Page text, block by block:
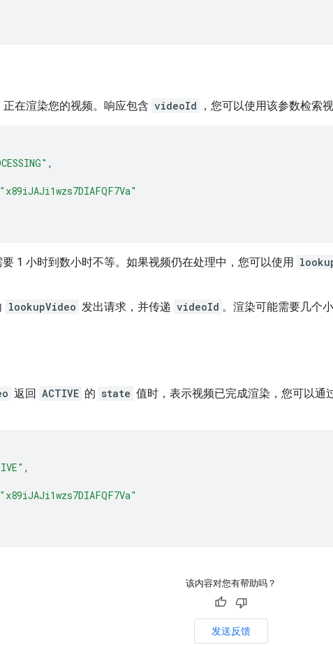
正在渲染您的视频。响应包含 videoId ，您可以使用该参数检索视
,
"x89iJAJi1wzs7DIAFQF7Va"
要 1 小时到数小时不等。如果视频仍在处理中，您可以使用
lookupVideo 发出请求，并传递 videoId 。渲染可能需要几个
返回 ACTIVE 的 state 值时，表示视频已完成渲染，您可以通
,
"x89iJAJi1wzs7DIAFQF7Va"
该内容对您有帮助吗？
发送反馈